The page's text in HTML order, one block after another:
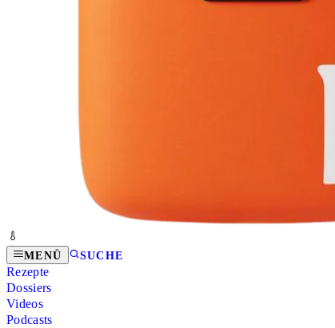
MENÜ SUCHE
Rezepte
Dossiers
Videos
Podcasts